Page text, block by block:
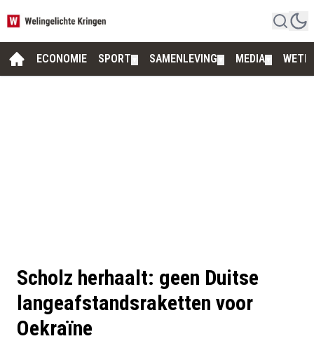
ECONOMIE SPORT SAMENLEVING MEDIA
Scholz herhaalt: geen Duitse
langeafstandsraketten voor
Oekraïne